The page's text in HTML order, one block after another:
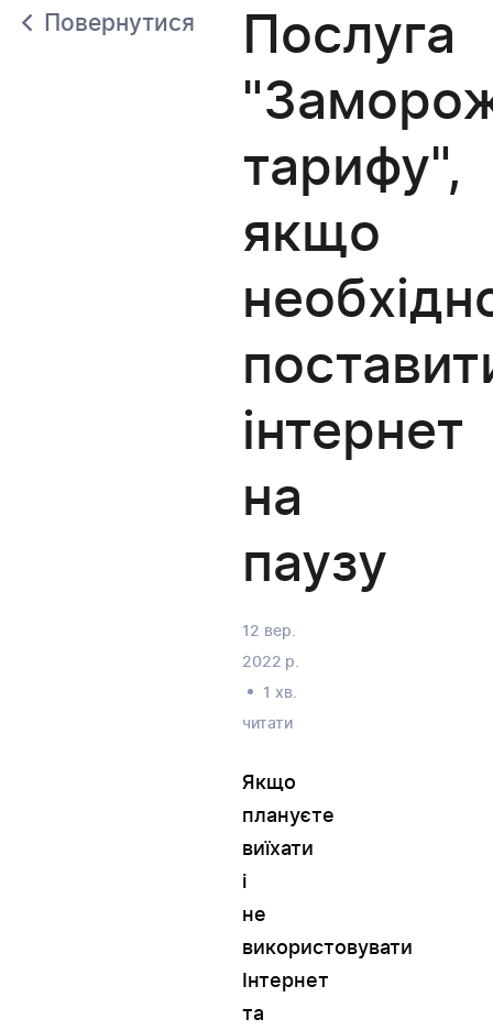
Повернутися
Послуга
тарифу",
якщо
інтернет
на
паузу
12 вер.
2022 р.
1 хв.
читати
Якщо
плануєте
виїхати
і
не
використовувати
Інтернет
та